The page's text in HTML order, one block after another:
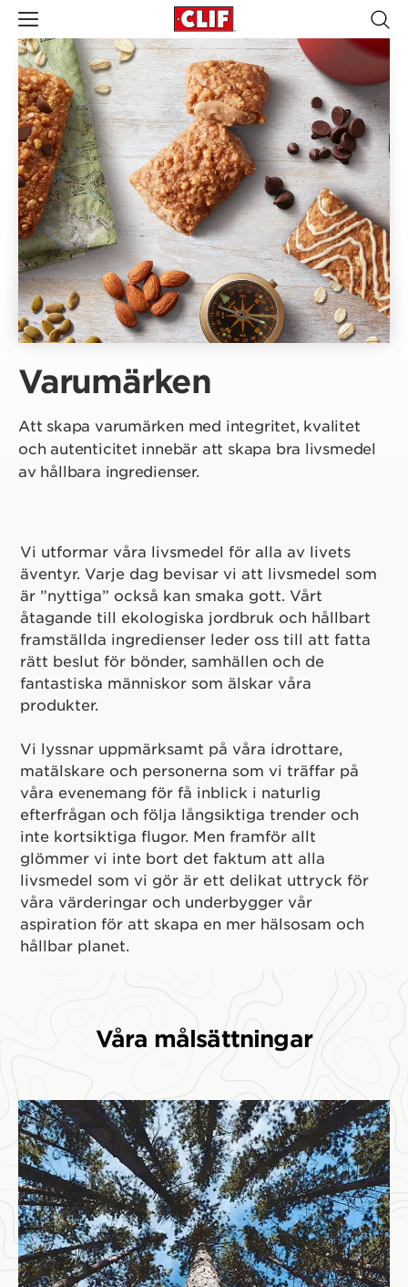
Varumärken
Att skapa varumärken med integritet, kvalitet
och autenticitet innebär att skapa bra livsmedel
av hållbara ingredienser.
Vi utformar våra livsmedel för alla av livets
äventyr. Varje dag bevisar vi att livsmedel som
är ”nyttiga” också kan smaka gott. Vårt
åtagande till ekologiska jordbruk och hållbart
framställda ingredienser leder oss till att fatta
rätt beslut för bönder, samhällen och de
fantastiska människor som älskar våra
produkter.
Vi lyssnar uppmärksamt på våra idrottare,
matälskare och personerna som vi träffar på
våra evenemang för få inblick i naturlig
efterfrågan och följa långsiktiga trender och
inte kortsiktiga flugor. Men framför allt
glömmer vi inte bort det faktum att alla
livsmedel som vi gör är ett delikat uttryck för
våra värderingar och underbygger vår
aspiration för att skapa en mer hälsosam och
hållbar planet.
Våra målsättningar